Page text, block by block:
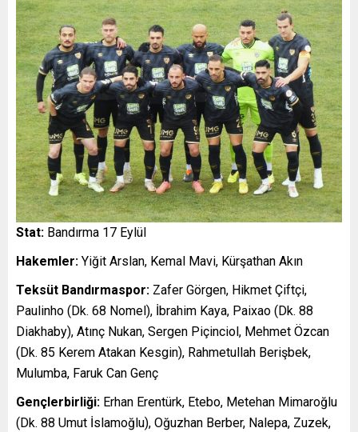
Stat: Bandırma 17 Eylül
Hakemler: Yiğit Arslan, Kemal Mavi, Kürşathan Akın
Teksüt Bandırmaspor: Zafer Görgen, Hikmet Çiftçi,
Paulinho (Dk. 68 Nomel), İbrahim Kaya, Paixao (Dk. 88
Diakhaby), Atınç Nukan, Sergen Piçinciol, Mehmet Özcan
(Dk. 85 Kerem Atakan Kesgin), Rahmetullah Berişbek,
Mulumba, Faruk Can Genç
Gençlerbirliği: Erhan Erentürk, Etebo, Metehan Mimaroğlu
(Dk. 88 Umut İslamoğlu), Oğuzhan Berber, Nalepa, Zuzek,